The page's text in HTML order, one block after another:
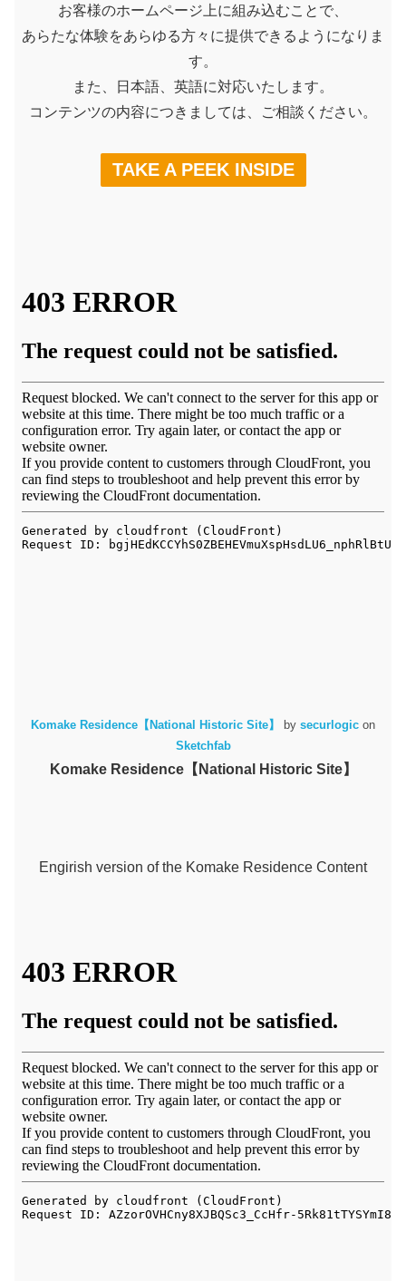
お客様のホームページ上に組み込むことで、
あらたな体験をあらゆる方々に提供できるようになりま
す。
また、日本語、英語に対応いたします。
コンテンツの内容につきましては、ご相談ください。
TAKE A PEEK INSIDE
Komake Residence【National Historic Site】 by securlogic on
Sketchfab
Komake Residence【National Historic Site】
Engirish version of the Komake Residence Content